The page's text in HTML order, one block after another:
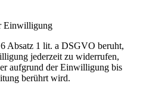
Einwilligung
Absatz 1 lit. a DSGVO beruht,
jederzeit zu widerrufen,
aufgrund der Einwilligung bis
berührt wird.